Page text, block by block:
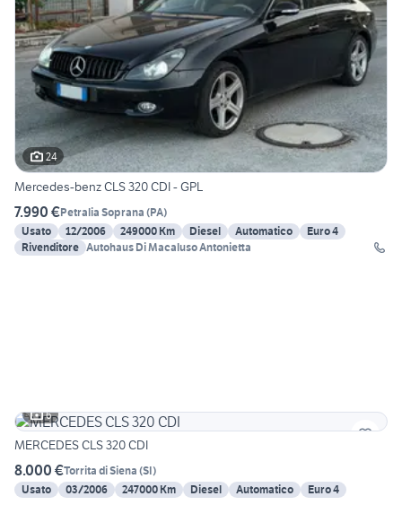
24
Mercedes-benz CLS 320 CDI - GPL
7.990 €Petralia Soprana (PA)
Usato
12/2006 249000 Km Diesel Automatico
Euro 4
Rivenditore Autohaus Di Macaluso Antonietta
6
MERCEDES CLS 320 CDI
8.000 €Torrita di Siena (SI)
Usato
03/2006 247000 Km Diesel Automatico Euro 4